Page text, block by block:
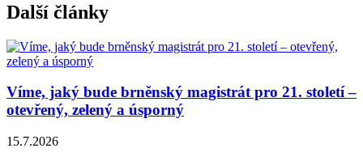
Další články
Víme, jaký bude brněnský magistrát pro 21. století –
otevřený, zelený a úsporný
15.7.2026